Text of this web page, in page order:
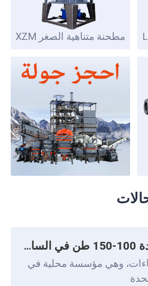
مطحنة متناهية الصغر XZM
الإمارات العربية المتحدة 100-150 طن في الساعة محطة تكسير الحجر الجيري المحمولة
وهي مؤسسة محلية في